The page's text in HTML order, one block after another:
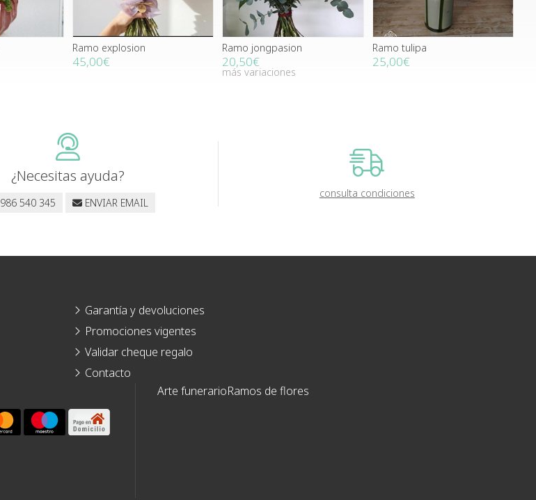
Ramo explosion
45,00€
Ramo jongpasion
20,50€
más variaciones
Ramo tulipa
25,00€
¿Necesitas ayuda?
986 540 345 ENVIAR EMAIL
consulta condiciones
Garantía y devoluciones
Promociones vigentes
Validar cheque regalo
Contacto
Arte funerarioRamos de flores